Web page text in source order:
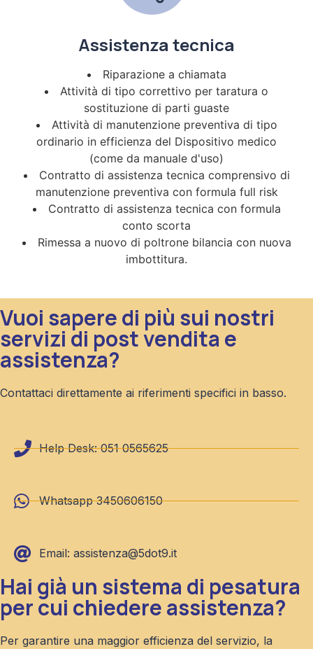
Assistenza tecnica
Riparazione a chiamata
Attività di tipo correttivo per taratura o
sostituzione di parti guaste
Attività di manutenzione preventiva di tipo
ordinario in efficienza del Dispositivo medico
(come da manuale d'uso)
Contratto di assistenza tecnica comprensivo di
manutenzione preventiva con formula full risk
Contratto di assistenza tecnica con formula
conto scorta
Rimessa a nuovo di poltrone bilancia con nuova
imbottitura.
Vuoi sapere di più sui nostri
servizi di post vendita e
assistenza?
Contattaci direttamente ai riferimenti specifici in basso.
Help Desk: 051 0565625
Whatsapp 3450606150
Email: assistenza@5dot9.it
Hai già un sistema di pesatura
per cui chiedere assistenza?
Per garantire una maggior efficienza del servizio, la